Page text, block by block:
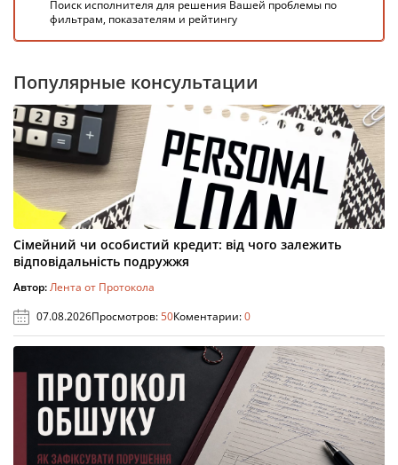
Поиск исполнителя для решения Вашей проблемы по
фильтрам, показателям и рейтингу
Популярные консультации
Сімейний чи особистий кредит: від чого залежить
відповідальність подружжя
Автор:Лента от Протокола
07.08.2026Просмотров:50Коментарии:0